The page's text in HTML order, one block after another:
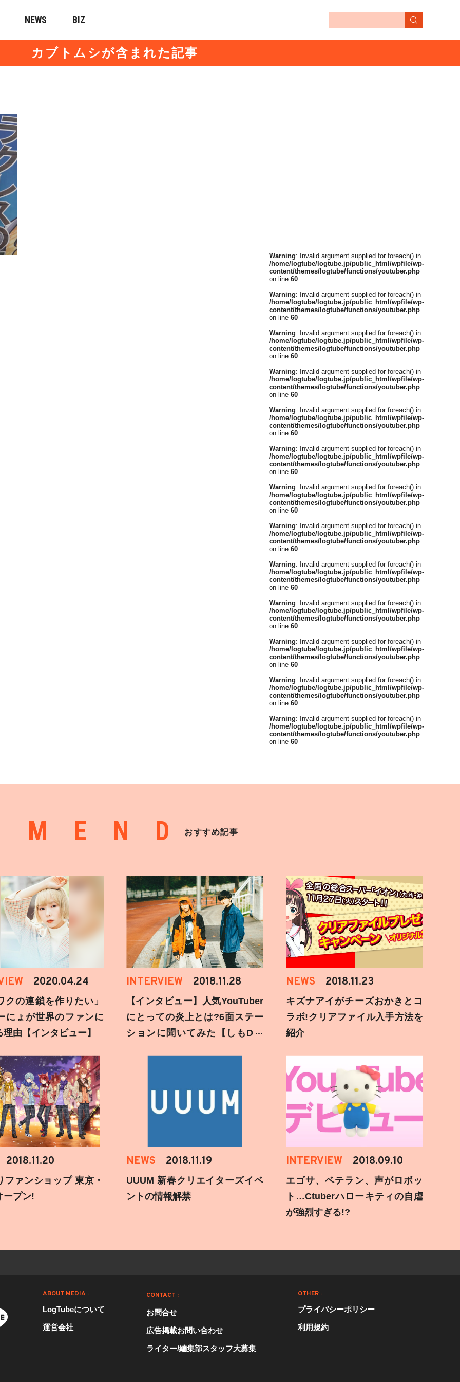
NEWS BIZ
カブトムシが含まれた記事
Warning: Invalid argument supplied for foreach() in
/home/logtube/logtube.jp/public_html/wpfile/wp-
content/themes/logtube/functions/youtuber.php
on line 60
Warning: Invalid argument supplied for foreach() in
/home/logtube/logtube.jp/public_html/wpfile/wp-
content/themes/logtube/functions/youtuber.php
on line 60
Warning: Invalid argument supplied for foreach() in
/home/logtube/logtube.jp/public_html/wpfile/wp-
content/themes/logtube/functions/youtuber.php
on line 60
Warning: Invalid argument supplied for foreach() in
/home/logtube/logtube.jp/public_html/wpfile/wp-
content/themes/logtube/functions/youtuber.php
on line 60
Warning: Invalid argument supplied for foreach() in
/home/logtube/logtube.jp/public_html/wpfile/wp-
content/themes/logtube/functions/youtuber.php
on line 60
Warning: Invalid argument supplied for foreach() in
/home/logtube/logtube.jp/public_html/wpfile/wp-
content/themes/logtube/functions/youtuber.php
on line 60
Warning: Invalid argument supplied for foreach() in
/home/logtube/logtube.jp/public_html/wpfile/wp-
content/themes/logtube/functions/youtuber.php
on line 60
Warning: Invalid argument supplied for foreach() in
/home/logtube/logtube.jp/public_html/wpfile/wp-
content/themes/logtube/functions/youtuber.php
on line 60
Warning: Invalid argument supplied for foreach() in
/home/logtube/logtube.jp/public_html/wpfile/wp-
content/themes/logtube/functions/youtuber.php
on line 60
Warning: Invalid argument supplied for foreach() in
/home/logtube/logtube.jp/public_html/wpfile/wp-
content/themes/logtube/functions/youtuber.php
on line 60
Warning: Invalid argument supplied for foreach() in
/home/logtube/logtube.jp/public_html/wpfile/wp-
content/themes/logtube/functions/youtuber.php
on line 60
Warning: Invalid argument supplied for foreach() in
/home/logtube/logtube.jp/public_html/wpfile/wp-
content/themes/logtube/functions/youtuber.php
on line 60
Warning: Invalid argument supplied for foreach() in
/home/logtube/logtube.jp/public_html/wpfile/wp-
content/themes/logtube/functions/youtuber.php
on line 60
おすすめ記事
2020.04.24
クの連鎖を作りたい」
にょが世界のファンに
由【インタビュー】
INTERVIEW 2018.11.28
【インタビュー】人気YouTuber
にとっての炎上とは?6面ステー
ションに聞いてみた【しもD遅
NEWS 2018.11.23
キズナアイがチーズおかきとコ
ラボ!クリアファイル入手方法を
紹介
2018.11.20
ファンショップ 東京・
ープン!
NEWS 2018.11.19
UUUM 新春クリエイターズイベ
ントの情報解禁
INTERVIEW 2018.09.10
エゴサ、ベテラン、声がロボッ
ト…Ctuberハローキティの自虐
が強烈すぎる!?
ABOUT MEDIA :
LogTubeについて
運営会社
CONTACT :
お問合せ
広告掲載お問い合わせ
ライター/編集部スタッフ大募集
OTHER :
プライバシーポリシー
利用規約